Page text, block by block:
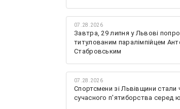
07.28.2026
Завтра, 29 липня у Львові
титулованим паралімпійцем
Стабровським
07.28.2026
Спортсмени зі Львівщини стали
сучасного п'ятиборства серед